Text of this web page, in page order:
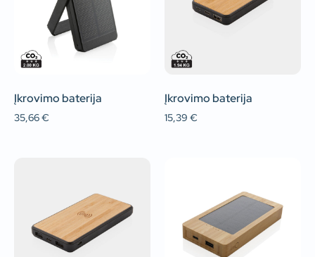
Įkrovimo baterija
35,66€
Įkrovimo baterija
15,39 €